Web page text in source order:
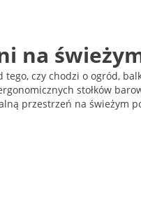
na
czy chodzi o ogród,
stołków
przestrzeń na świeżym